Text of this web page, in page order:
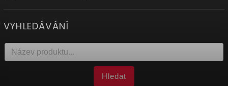
VYHLEDÁVÁNÍ
Hledat